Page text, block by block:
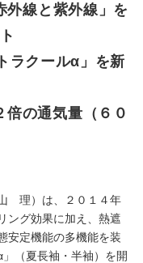
外線と紫外線」を
ラクールα」を新
倍の通気量（６０
理）は、２０１４年
ング効果に加え、熱遮
安定機能の多機能を装
（夏長袖・半袖）を開